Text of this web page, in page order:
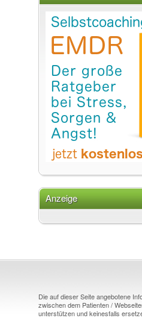
Anzeige
Die auf dieser Seite angebotene
zwischen dem Patienten /
unterstützen und keinesfalls